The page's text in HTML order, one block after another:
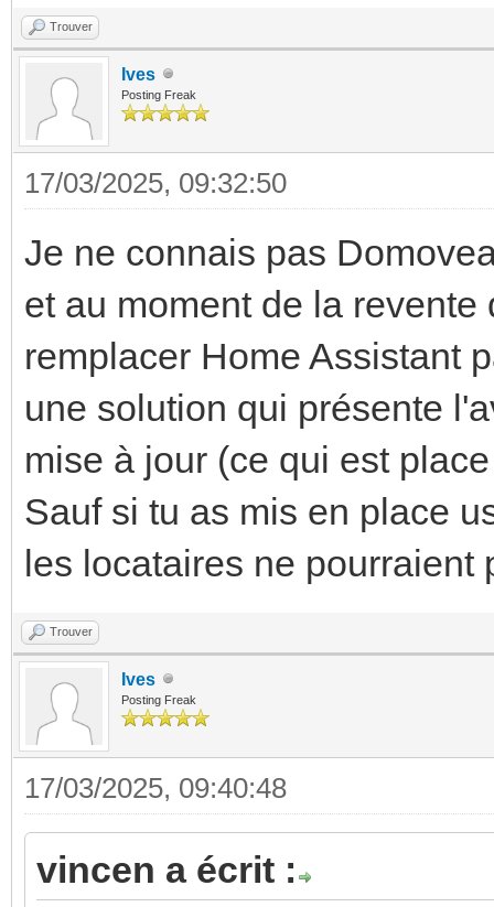
Trouver
Ives
Posting Freak
17/03/2025, 09:32:50
Je ne connais pas
et au moment de la
remplacer Home Assistant
une solution qui présente
mise à jour (ce qui est
Sauf si tu as mis en place
les locataires ne pourraient
Trouver
Ives
Posting Freak
17/03/2025, 09:40:48
vincen a écrit :